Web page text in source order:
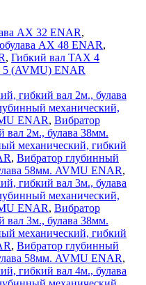
АХ 32 ENAR,
АХ 48 ENAR,
, Гибкий вал ТАХ 4
(AVMU) ENAR
гибкий вал 2м., булава
механический,
ENAR, Вибратор
вал 2м., булава 38мм.
механический, гибкий
, Вибратор глубинный
58мм. AVMU ENAR,
гибкий вал 3м., булава
механический,
ENAR, Вибратор
вал 3м., булава 38мм.
механический, гибкий
, Вибратор глубинный
58мм. AVMU ENAR,
гибкий вал 4м., булава